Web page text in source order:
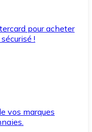
pour acheter
!
vos marques